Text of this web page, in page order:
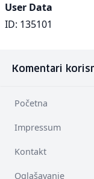
User Data
ID: 135101
Komentari
Početna
Impressum
Kontakt
Oglašavanje